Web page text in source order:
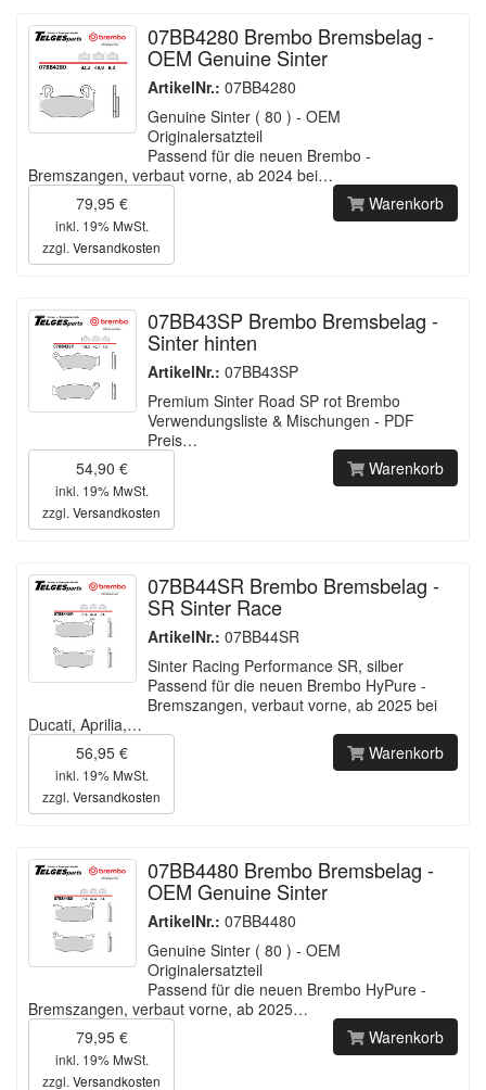
07BB4280 Brembo Bremsbelag -
OEM Genuine Sinter
ArtikelNr.: 07BB4280
Genuine Sinter ( 80 ) - OEM
Originalersatzteil
Passend für die neuen Brembo -
Bremszangen, verbaut vorne, ab 2024 bei…
79,95 €
inkl. 19% MwSt.
zzgl. Versandkosten
Warenkorb
07BB43SP Brembo Bremsbelag -
Sinter hinten
ArtikelNr.: 07BB43SP
Premium Sinter Road SP rot Brembo
Verwendungsliste & Mischungen - PDF
Preis…
54,90 €
inkl. 19% MwSt.
zzgl. Versandkosten
Warenkorb
07BB44SR Brembo Bremsbelag -
SR Sinter Race
ArtikelNr.: 07BB44SR
Sinter Racing Performance SR, silber
Passend für die neuen Brembo HyPure -
Bremszangen, verbaut vorne, ab 2025 bei
Ducati, Aprilia,…
56,95 €
inkl. 19% MwSt.
zzgl. Versandkosten
Warenkorb
07BB4480 Brembo Bremsbelag -
OEM Genuine Sinter
ArtikelNr.: 07BB4480
Genuine Sinter ( 80 ) - OEM
Originalersatzteil
Passend für die neuen Brembo HyPure -
Bremszangen, verbaut vorne, ab 2025…
79,95 €
inkl. 19% MwSt.
zzgl. Versandkosten
Warenkorb